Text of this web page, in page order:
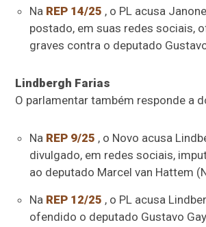
Na REP 14/25 , o PL acusa
postado, em suas redes sociais,
graves contra o deputado
Lindbergh Farias
O parlamentar também responde a
Na REP 9/25 , o Novo acusa
divulgado, em redes sociais,
ao deputado Marcel van Hattem
Na REP 12/25 , o PL acusa
ofendido o deputado Gustavo